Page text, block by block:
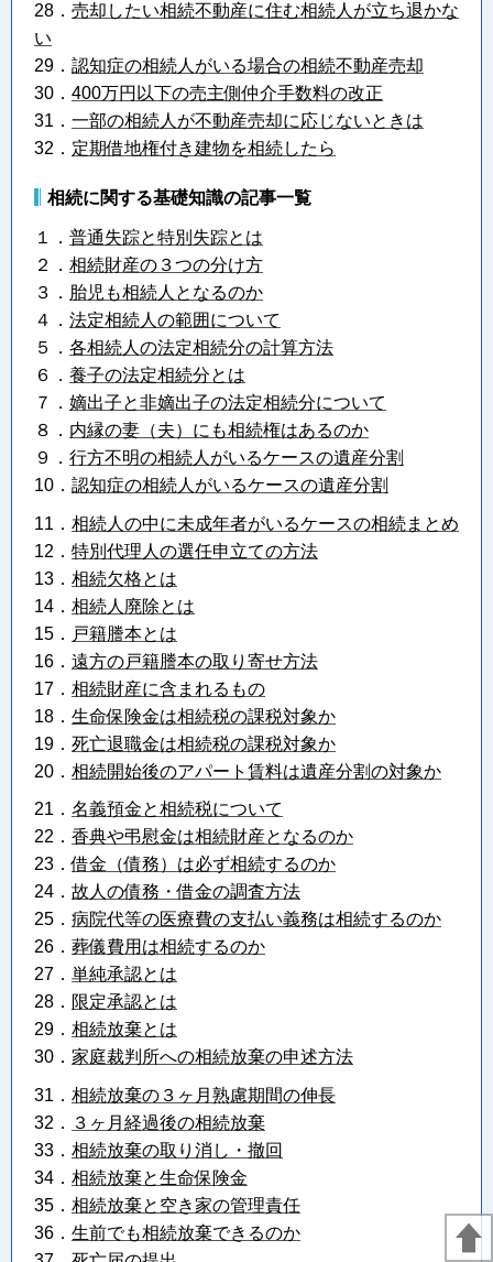
28． 売却したい相続不動産に住む相続人が立ち退かな
い
29． 認知症の相続人がいる場合の相続不動産売却
30． 400万円以下の売主側仲介手数料の改正
31． 一部の相続人が不動産売却に応じないときは
32． 定期借地権付き建物を相続したら
相続に関する基礎知識の記事一覧
１． 普通失踪と特別失踪とは
２． 相続財産の３つの分け方
３． 胎児も相続人となるのか
４． 法定相続人の範囲について
５． 各相続人の法定相続分の計算方法
６． 養子の法定相続分とは
７． 嫡出子と非嫡出子の法定相続分について
８． 内縁の妻（夫）にも相続権はあるのか
９． 行方不明の相続人がいるケースの遺産分割
10． 認知症の相続人がいるケースの遺産分割
11． 相続人の中に未成年者がいるケースの相続まとめ
12． 特別代理人の選任申立ての方法
13． 相続欠格とは
14． 相続人廃除とは
15． 戸籍謄本とは
16． 遠方の戸籍謄本の取り寄せ方法
17． 相続財産に含まれるもの
18 ． 生命保険金は相続税の課税対象か
19． 死亡退職金は相続税の課税対象か
20． 相続開始後のアパート賃料は遺産分割の対象か
21． 名義預金と相続税について
22． 香典や弔慰金は相続財産となるのか
23．借金（債務）は必ず相続するのか
24． 故人の債務・借金の調査方法
25． 病院代等の医療費の支払い義務は相続するのか
26． 葬儀費用は相続するのか
27． 単純承認とは
28． 限定承認とは
29． 相続放棄とは
30． 家庭裁判所への相続放棄の申述方法
31． 相続放棄の３ヶ月熟慮期間の伸長
32．
３ヶ月経過後の相続放棄
33． 相続放棄の取り消し・撤回
34． 相続放棄と生命保険金
35． 相続放棄と空き家の管理責任
36． 生前でも相続放棄できるのか